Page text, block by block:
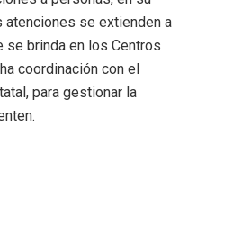
atenciones se extienden a
se brinda en los Centros
coordinación con el
para gestionar la